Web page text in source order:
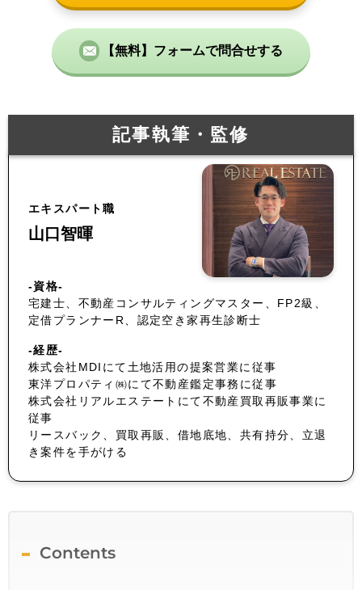
【無料】フォームで問合せする
記事執筆・監修
エキスパート職
山口智暉
-資格-
宅建士、不動産コンサルティングマスター、FP2級、
定借プランナーR、認定空き家再生診断士
-経歴-
株式会社MDIにて土地活用の提案営業に従事
東洋プロパティ㈱にて不動産鑑定事務に従事
株式会社リアルエステートにて不動産買取再販事業に
従事
リースバック、買取再販、借地底地、共有持分、立退
き案件を手がける
Contents